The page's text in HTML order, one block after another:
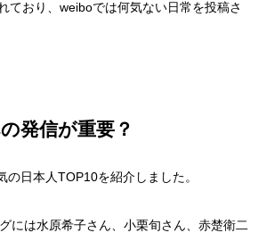
ており、weiboでは何気ない日常を投稿さ
発信が重要？
の日本人TOP10を紹介しました。
には水原希子さん、小栗旬さん、赤楚衛二